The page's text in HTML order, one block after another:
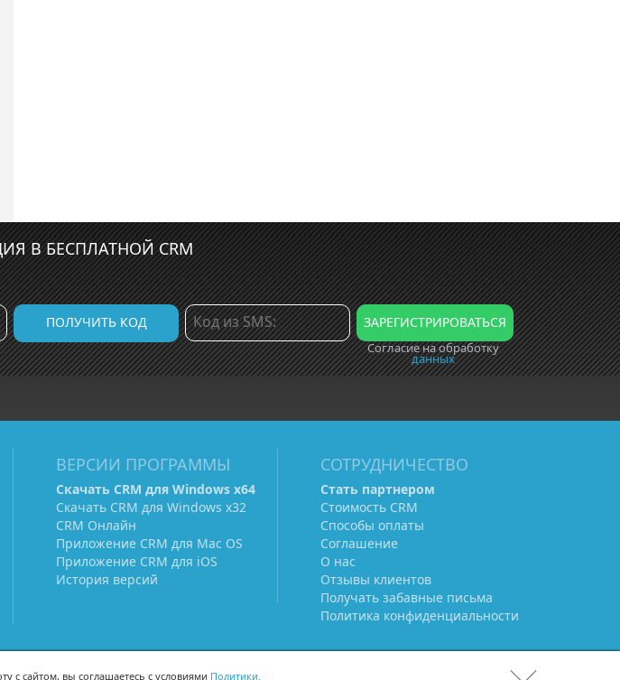
В БЕСПЛАТНОЙ CRM
Согласие на обработку
данных
ВЕРСИИ ПРОГРАММЫ
Скачать CRM для Windows х64
Скачать CRM для Windows х32
CRM Онлайн
Приложение CRM для Mac OS
Приложение CRM для iOS
История версий
СОТРУДНИЧЕСТВО
Стать партнером
Стоимость CRM
Способы оплаты
Соглашение
О нас
Отзывы клиентов
Получать забавные письма
Политика конфиденциальности
с сайтом, вы соглашаетесь с условиями Политики.